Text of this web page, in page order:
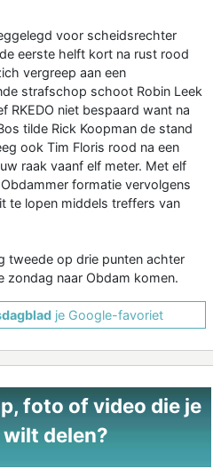
voor scheidsrechter
eerste helft kort na rust rood
vergreep aan een
strafschop schoot Robin Leek
RKEDO niet bespaard want na
tilde Rick Koopman de stand
ook Tim Floris rood na een
raak vaanf elf meter. Met elf
formatie vervolgens
te lopen middels treffers van
tweede op drie punten achter
zondag naar Obdam komen.
je Google-favoriet
foto of video die je
delen?